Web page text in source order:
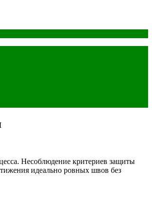
Несоблюдение критериев защиты
идеально ровных швов без